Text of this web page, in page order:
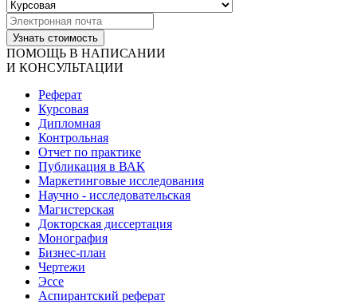
ПОМОЩЬ В НАПИСАНИИ
И КОНСУЛЬТАЦИИ
Реферат
Курсовая
Дипломная
Контрольная
Отчет по практике
Публикация в ВАК
Маркетинговые исследования
Научно - исследовательская
Магистерская
Докторская диссертация
Монография
Бизнес-план
Чертежи
Эссе
Аспирантский реферат